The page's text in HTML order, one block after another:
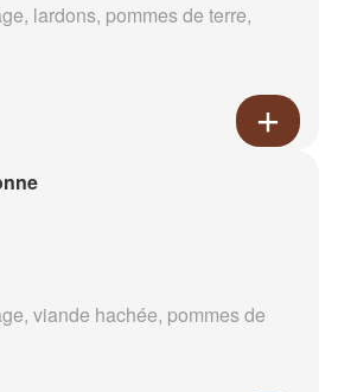
lardons, pommes de terre,
viande hachée, pommes de